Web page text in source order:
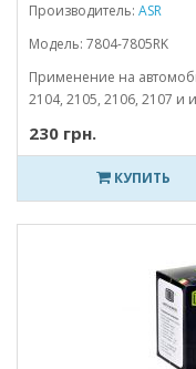
Производитель: ASR
Модель: 7804-7805RK
Применение на
2104, 2105, 2106, 2107 и
230 грн.
КУПИТЬ